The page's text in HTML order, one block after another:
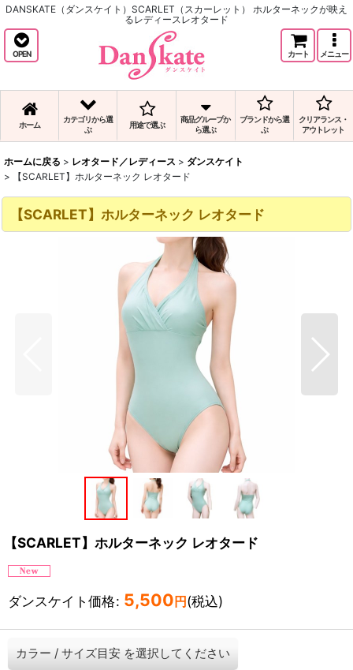
DANSKATE（ダンスケイト）SCARLET（スカーレット） ホルターネックが映え
るレディースレオタード
OPEN カート メニュー
ホーム
カテゴリから選
ぶ
用途で選ぶ
商品グループか
ら選ぶ
ブランドから選
ぶ
クリアランス・
アウトレット
ホームに戻る > レオタード／レディース > ダンスケイト
>
【SCARLET】ホルターネック レオタード
【SCARLET】ホルターネック レオタード
【SCARLET】ホルターネック レオタード
ダンスケイト価格: 5,500 円 (税込)
カラー / サイズ目安 を選択してください